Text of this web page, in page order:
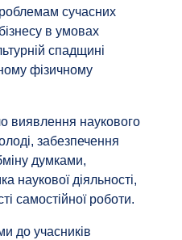
сучасних
в умовах
спадщині
фізичному
виявлення наукового
забезпечення
думками,
наукової діяльності,
самостійної роботи.
до учасників